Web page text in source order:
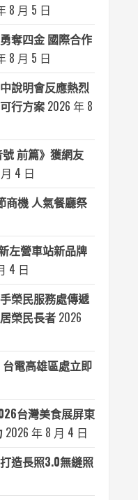
8 月 5 日
奪四金 國際合作
8 月 5 日
說明會反應熱烈
行方案 2026 年 8
號 前篇》獲網友
4 日
商機 人氣餐廳祭
左營車站新品牌
4 日
榮民服務處傳遞
榮民長者 2026
電高雄區處立即
台灣美食展屏東
2026 年 8 月 4 日
造長照3.0無縫照